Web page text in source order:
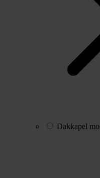
Dakkapel